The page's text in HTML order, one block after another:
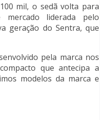
mil, o sedã volta para
liderada pelo
geração do Sentra, que
pela marca nos
que antecipa a
modelos da marca e